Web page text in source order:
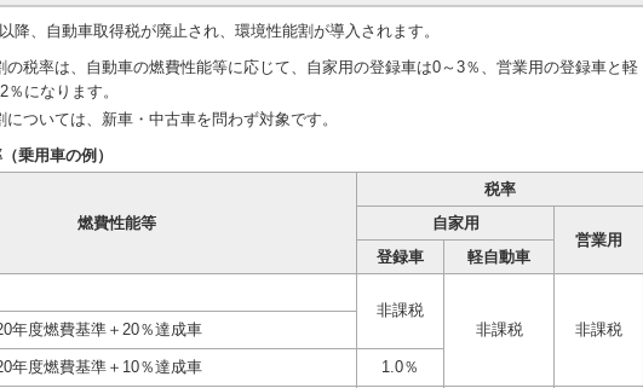
降、自動車取得税が廃止され、環境性能割が導入されます。
税率は、自動車の燃費性能等に応じて、自家用の登録車は0～3％、営業用の登録車と軽
％になります。
ついては、新車・中古車を問わず対象です。
乗用車の例）
燃費性能等
税率
自家用
営業用
登録車
軽自動車
非課税
非課税
非課税
年度燃費基準＋20％達成車
年度燃費基準＋10％達成車 1.0％